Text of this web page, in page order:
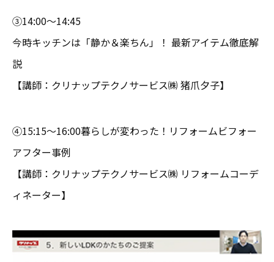
③14:00～14:45
今時キッチンは「静か＆楽ちん」！ 最新アイテム徹底解
説
【講師：クリナップテクノサービス㈱ 猪爪夕子】
④15:15～16:00暮らしが変わった！リフォームビフォー
アフター事例
【講師：クリナップテクノサービス㈱ リフォームコーデ
ィネーター】